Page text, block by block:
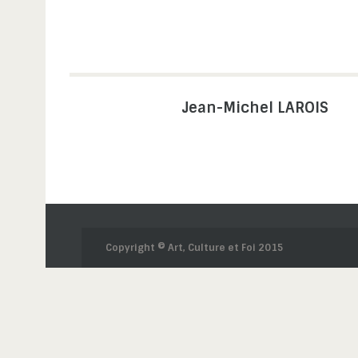
Jean-Michel LAROIS
Copyright © Art, Culture et Foi 2015